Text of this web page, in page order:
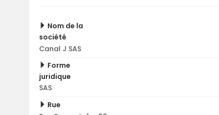
Nom de la
société
Canal J SAS
Forme
juridique
SAS
Rue